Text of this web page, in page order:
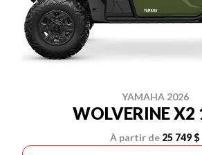
YAMAHA 2026
WOLVERINE X2
À partir de 25 749 $